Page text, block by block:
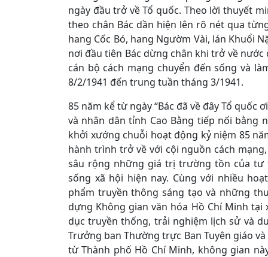
ngày đầu trở về Tổ quốc. Theo lời thuyết
theo chân Bác dần hiện lên rõ nét qua
hang Cốc Bó, hang Ngườm Vài, lán Khuổi
nơi đầu tiên Bác dừng chân khi trở về nước
cán bộ cách mạng chuyển đến sống và
8/2/1941 đến trung tuần tháng 3/1941.
85 năm kể từ ngày “Bác đã về đây Tổ
và nhân dân tỉnh Cao Bằng tiếp nối bằng
khởi xướng chuỗi hoạt động kỷ niệm 85
hành trình trở về với cội nguồn cách
sâu rộng những giá trị trường tồn của tư
sống xã hội hiện nay. Cùng với nhiều
phẩm truyền thông sáng tạo và những
dựng Không gian văn hóa Hồ Chí Minh
dục truyền thống, trải nghiệm lịch sử và
Trưởng ban Thường trực Ban Tuyên giáo
từ Thành phố Hồ Chí Minh, không gian